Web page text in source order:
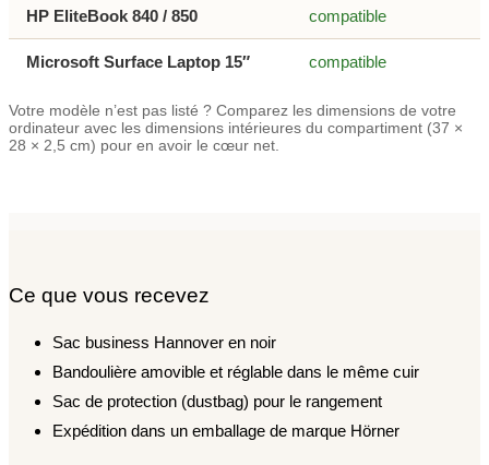
HP EliteBook 840 / 850 compatible
Microsoft Surface Laptop 15″ compatible
Votre modèle n’est pas listé ? Comparez les dimensions de votre
ordinateur avec les dimensions intérieures du compartiment (37 ×
28 × 2,5 cm) pour en avoir le cœur net.
Ce que vous recevez
Sac business Hannover en noir
Bandoulière amovible et réglable dans le même cuir
Sac de protection (dustbag) pour le rangement
Expédition dans un emballage de marque Hörner